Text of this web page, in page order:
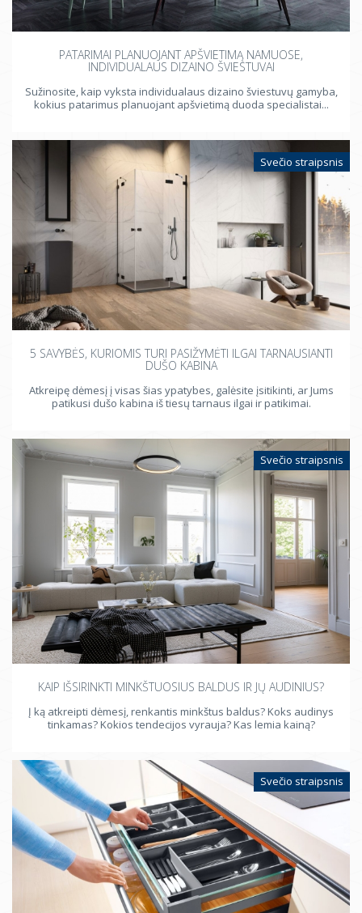
PATARIMAI PLANUOJANT APŠVIETIMĄ NAMUOSE,
INDIVIDUALAUS DIZAINO ŠVIESTUVAI
Sužinosite, kaip vyksta individualaus dizaino šviestuvų gamyba,
kokius patarimus planuojant apšvietimą duoda specialistai...
Svečio straipsnis
5 SAVYBĖS, KURIOMIS TURI PASIŽYMĖTI ILGAI TARNAUSIANTI
DUŠO KABINA
Atkreipę dėmesį į visas šias ypatybes, galėsite įsitikinti, ar Jums
patikusi dušo kabina iš tiesų tarnaus ilgai ir patikimai.
Svečio straipsnis
KAIP IŠSIRINKTI MINKŠTUOSIUS BALDUS IR JŲ AUDINIUS?
Į ką atkreipti dėmesį, renkantis minkštus baldus? Koks audinys
tinkamas? Kokios tendecijos vyrauja? Kas lemia kainą?
Svečio straipsnis